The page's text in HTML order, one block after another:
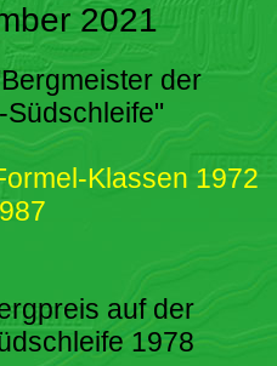
2021
der
Klassen 1972
auf der
1978